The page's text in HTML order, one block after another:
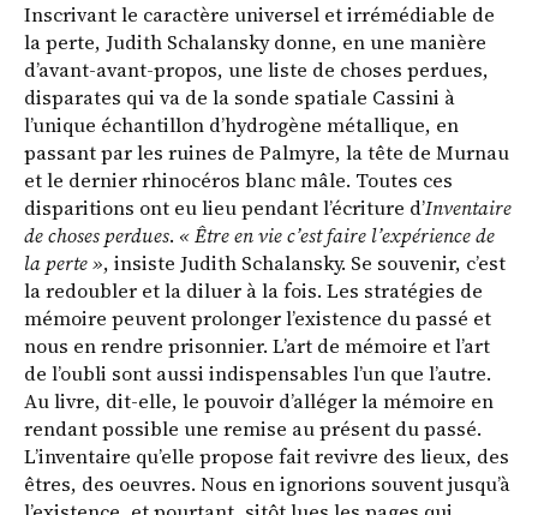
Inscrivant le caractère universel et irrémédiable de
la perte, Judith Schalansky donne, en une manière
d’avant-avant-propos, une liste de choses perdues,
disparates qui va de la sonde spatiale Cassini à
l’unique échantillon d’hydrogène métallique, en
passant par les ruines de Palmyre, la tête de Murnau
et le dernier rhinocéros blanc mâle. Toutes ces
disparitions ont eu lieu pendant l’écriture d’Inventaire
de choses perdues. « Être en vie c’est faire l’expérience de
la perte », insiste Judith Schalansky. Se souvenir, c’est
la redoubler et la diluer à la fois. Les stratégies de
mémoire peuvent prolonger l’existence du passé et
nous en rendre prisonnier. L’art de mémoire et l’art
de l’oubli sont aussi indispensables l’un que l’autre.
Au livre, dit-elle, le pouvoir d’alléger la mémoire en
rendant possible une remise au présent du passé.
L’inventaire qu’elle propose fait revivre des lieux, des
êtres, des oeuvres. Nous en ignorions souvent jusqu’à